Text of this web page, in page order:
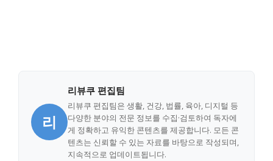
리
리뷰쿠 편집팀
리뷰쿠 편집팀은 생활, 건강, 법률, 육아, 디지털 등
다양한 분야의 전문 정보를 수집·검토하여 독자에
게 정확하고 유익한 콘텐츠를 제공합니다. 모든 콘
텐츠는 신뢰할 수 있는 자료를 바탕으로 작성되며,
지속적으로 업데이트됩니다.